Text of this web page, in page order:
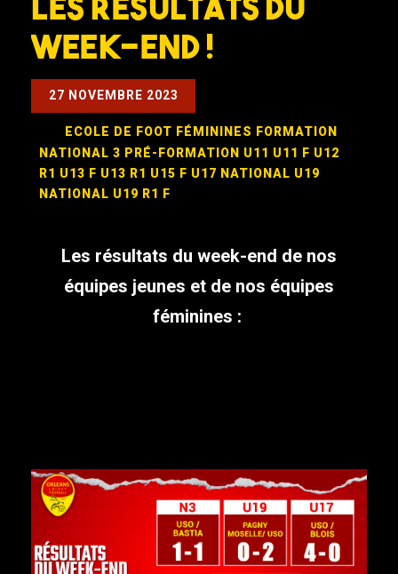
week-end !
27 NOVEMBRE 2023
ECOLE DE FOOT FÉMININES FORMATION
NATIONAL 3 PRÉ-FORMATION U11 U11 F U12
R1 U13 F U13 R1 U15 F U17 NATIONAL U19
NATIONAL U19 R1 F
Les résultats du week-end de nos
équipes jeunes et de nos équipes
féminines :